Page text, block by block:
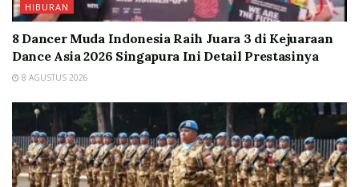
HIBURAN
8 Dancer Muda Indonesia Raih Juara 3 di Kejuaraan
Dance Asia 2026 Singapura Ini Detail Prestasinya
8 AGUSTUS 2026